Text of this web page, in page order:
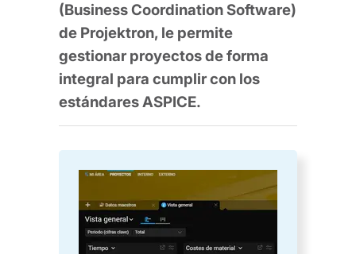
(Business Coordination Software)
de Projektron, le permite
gestionar proyectos de forma
integral para cumplir con los
estándares ASPICE.